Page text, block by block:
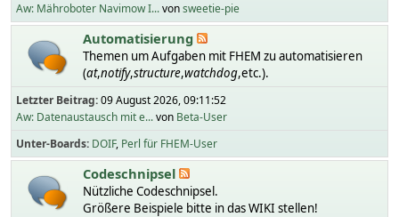
Aw: Mähroboter Navimow I...vonsweetie-pie
Automatisierung
Themen um Aufgaben mit FHEM zu automatisieren
(at,notify,structure,watchdog,etc.).
Letzter Beitrag:09 August 2026, 09:11:52
Aw: Datenaustausch mit e...von Beta-User
Unter-Boards DOIF Perl für FHEM-User
Codeschnipsel
Nützliche Codeschnipsel.
Größere Beispiele bitte in das WIKI stellen!